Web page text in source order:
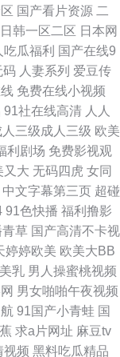
视频 欧美乱轮另类 羞
线涩涩免费 国产suv精
频国产 好男人好资源
免费观看电视在线高
观 日本欧美高清一区
国产高清wwwwwww
精品网址 中国鲜肉gay
产性爱大片网站 热门
男人的天堂无码 午夜
国产看片资源 二
韩一区二区 日本网
吃瓜福利 国产在线9
码 人妻系列 爱豆传
免费在线小视频
91社在线高清 人人
人三级成人三级 欧美
利剧场 免费影视观
又大 无码四虎 女同
中文字幕第三页 超碰
91色快播 福利撸影
青草 国产高清不卡视
婷婷欧美 欧美大BB
乳 男人操蜜桃视频
男女啪啪午夜视频
91国产小青蛙 国
求a片网址 麻豆tv
视频 黑料吃瓜精品